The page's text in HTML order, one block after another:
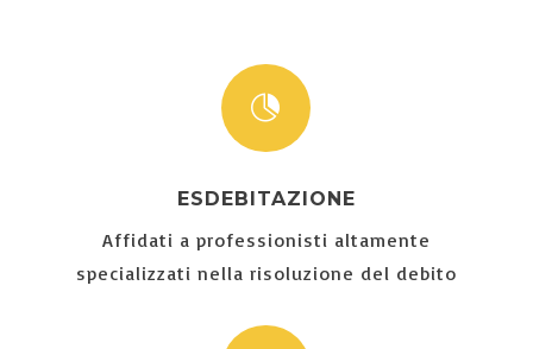

ESDEBITAZIONE
Affidati a professionisti altamente
specializzati nella risoluzione del debito